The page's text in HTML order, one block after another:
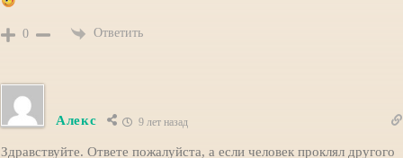
0 Ответить
Алекс 9 лет назад
Здравствуйте. Ответе пожалуйста, а если человек проклял другого